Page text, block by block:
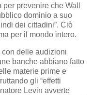
prevenire che Wall
dominio a suo
dei cittadini”. Ciò
per il mondo intero.
delle audizioni
banche abbiano fatto
materie prime e
gli “effetti
Levin avverte